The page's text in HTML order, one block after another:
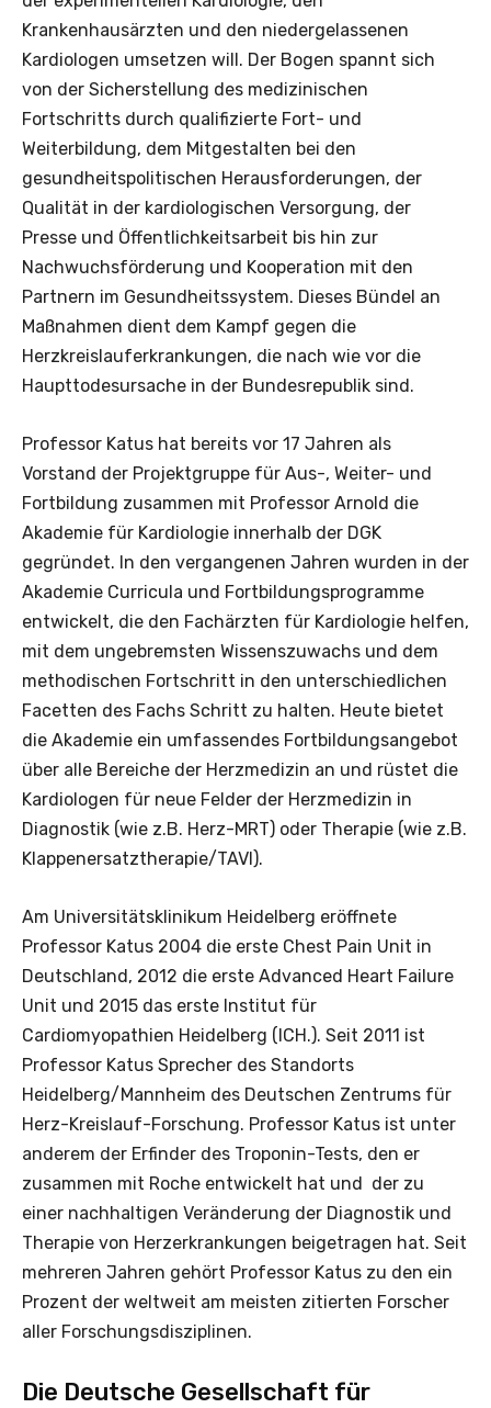
Krankenhausärzten und den niedergelassenen
Kardiologen umsetzen will. Der Bogen spannt sich
von der Sicherstellung des medizinischen
Fortschritts durch qualifizierte Fort- und
Weiterbildung, dem Mitgestalten bei den
gesundheitspolitischen Herausforderungen, der
Qualität in der kardiologischen Versorgung, der
Presse und Öffentlichkeitsarbeit bis hin zur
Nachwuchsförderung und Kooperation mit den
Partnern im Gesundheitssystem. Dieses Bündel an
Maßnahmen dient dem Kampf gegen die
Herzkreislauferkrankungen, die nach wie vor die
Haupttodesursache in der Bundesrepublik sind.
Professor Katus hat bereits vor 17 Jahren als
Vorstand der Projektgruppe für Aus-, Weiter- und
Fortbildung zusammen mit Professor Arnold die
Akademie für Kardiologie innerhalb der DGK
gegründet. In den vergangenen Jahren wurden in der
Akademie Curricula und Fortbildungsprogramme
entwickelt, die den Fachärzten für Kardiologie helfen,
mit dem ungebremsten Wissenszuwachs und dem
methodischen Fortschritt in den unterschiedlichen
Facetten des Fachs Schritt zu halten. Heute bietet
die Akademie ein umfassendes Fortbildungsangebot
über alle Bereiche der Herzmedizin an und rüstet die
Kardiologen für neue Felder der Herzmedizin in
Diagnostik (wie z.B. Herz-MRT) oder Therapie (wie z.B.
Klappenersatztherapie/TAVI).
Am Universitätsklinikum Heidelberg eröffnete
Professor Katus 2004 die erste Chest Pain Unit in
Deutschland, 2012 die erste Advanced Heart Failure
Unit und 2015 das erste Institut für
Cardiomyopathien Heidelberg (ICH.). Seit 2011 ist
Professor Katus Sprecher des Standorts
Heidelberg/Mannheim des Deutschen Zentrums für
Herz-Kreislauf-Forschung. Professor Katus ist unter
anderem der Erfinder des Troponin-Tests, den er
zusammen mit Roche entwickelt hat und der zu
einer nachhaltigen Veränderung der Diagnostik und
Therapie von Herzerkrankungen beigetragen hat. Seit
mehreren Jahren gehört Professor Katus zu den ein
Prozent der weltweit am meisten zitierten Forscher
aller Forschungsdisziplinen.
Die Deutsche Gesellschaft für